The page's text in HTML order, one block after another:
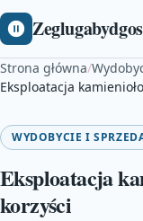
Strona główna/
Eksploatacja
WYDOBYCIE I
Eksploatacja
korzyści